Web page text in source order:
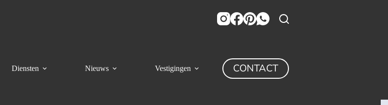
Diensten Nieuws Vestigingen CONTACT